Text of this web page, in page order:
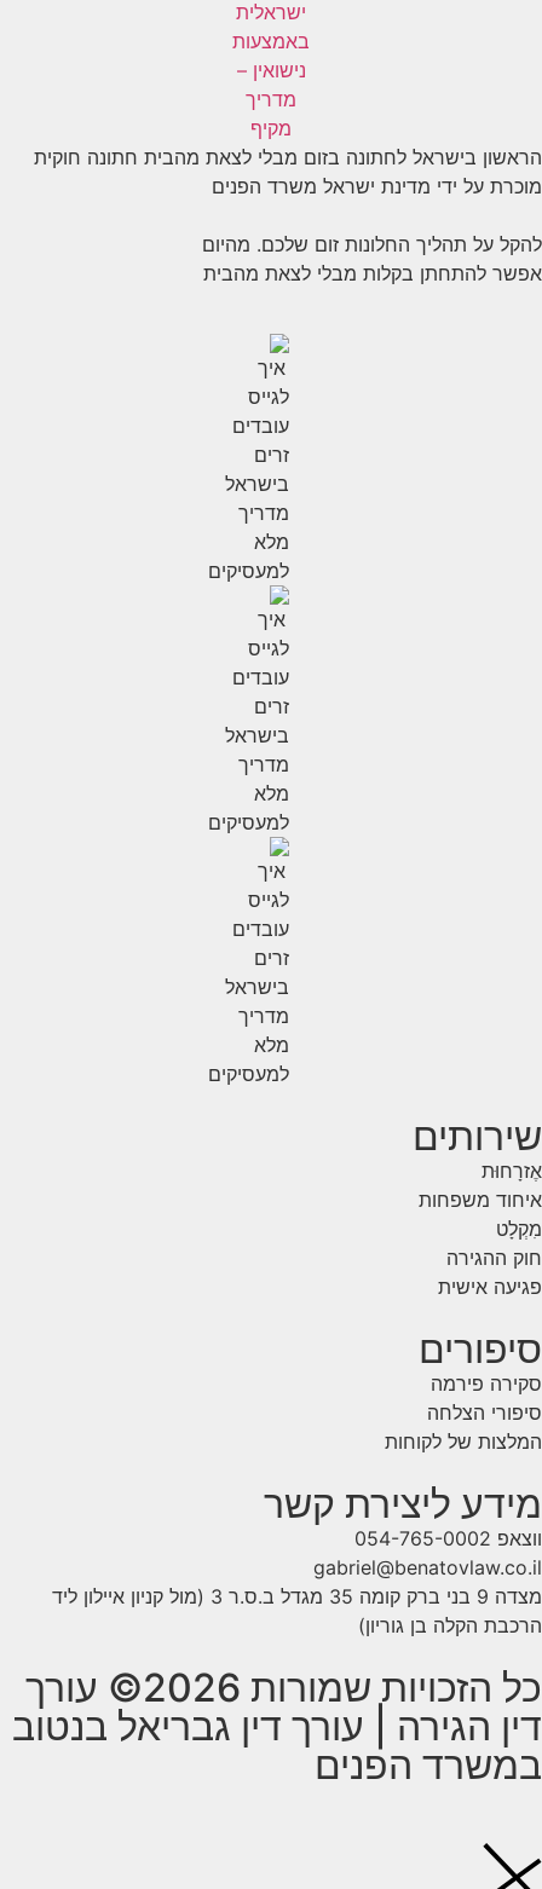
הראשון בישראל לחתונה בזום מבלי לצאת מהבית חתונה חוקית
מוכרת על ידי מדינת ישראל משרד הפנים
להקל על תהליך החלונות זום שלכם. מהיום
אפשר להתחתן בקלות מבלי לצאת מהבית
שירותים
אֶזרָחוּת
איחוד משפחות
מִקְלָט
חוק ההגירה
פגיעה אישית
סיפורים
סקירה פירמה
סיפורי הצלחה
המלצות של לקוחות
מידע ליצירת קשר
ווצאפ 054-765-0002
gabriel@benatovlaw.co.il
מצדה 9 בני ברק קומה 35 מגדל ב.ס.ר 3 (מול קניון איילון ליד
הרכבת הקלה בן גוריון)
כל הזכויות שמורות 2026© עורך
דין הגירה | עורך דין גבריאל בנטוב
במשרד הפנים